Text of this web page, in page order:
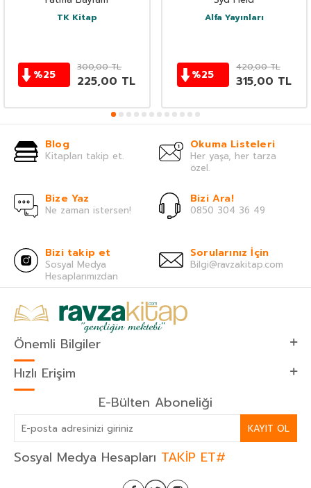
TK Kitap
%25
300,00TL
225,00 TL
Alfa Yayınları
%25
420,00TL
315,00 TL
Blog
Kitapları takip et.
Okuma Listeleri
Her yaşa, her tarza
özel.
Bize Yaz
Ne zaman istersen!
Bizi Ara!
0850 304 36 49
Bizi takip et
Sosyal Medya
Hesaplarımızdan
Sorularınız İçin
Bilgi@ravzakitap.com
Önemli Bilgiler
Hızlı Erişim
E-Bülten Aboneliği
KAYIT OL
Sosyal Medya Hesapları TAKİP ET#